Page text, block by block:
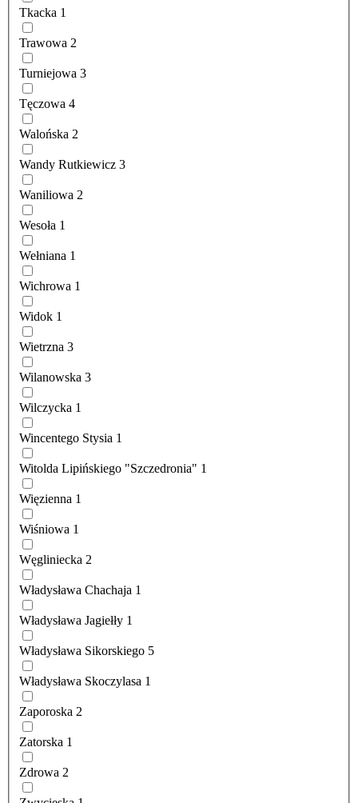
Tkacka 1
Trawowa 2
Turniejowa 3
Tęczowa 4
Walońska 2
Wandy Rutkiewicz 3
Waniliowa 2
Wesoła 1
Wełniana 1
Wichrowa 1
Widok 1
Wietrzna 3
Wilanowska 3
Wilczycka 1
Wincentego Stysia 1
Witolda Lipińskiego "Szczedronia" 1
Więzienna 1
Wiśniowa 1
Węgliniecka 2
Władysława Chachaja 1
Władysława Jagiełły 1
Władysława Sikorskiego 5
Władysława Skoczylasa 1
Zaporoska 2
Zatorska 1
Zdrowa 2